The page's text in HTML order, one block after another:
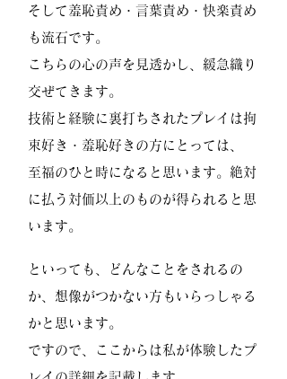
そして羞恥責め・言葉責め・快楽責め
も流石です。
こちらの心の声を見透かし、緩急織り
交ぜてきます。
技術と経験に裏打ちされたプレイは拘
束好き・羞恥好きの方にとっては、
至福のひと時になると思います。絶対
に払う対価以上のものが得られると思
います。
といっても、どんなことをされるの
か、想像がつかない方もいらっしゃる
かと思います。
ですので、ここからは私が体験したプ